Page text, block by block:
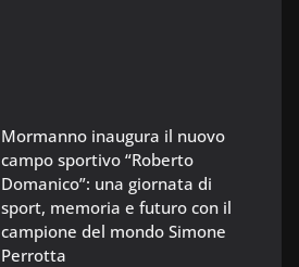
Mormanno inaugura il nuovo
campo sportivo “Roberto
Domanico”: una giornata di
sport, memoria e futuro con il
campione del mondo Simone
Perrotta